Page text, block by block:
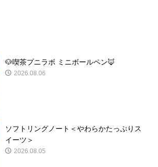
🐶喫茶プニラボ ミニボールペン🦊
2026.08.06
ソフトリングノート＜やわらかたっぷりス
イーツ＞
2026.08.05